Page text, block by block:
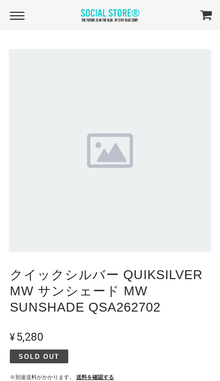
クイックシルバー QUIKSILVER
MW サンシェード MW
SUNSHADE QSA262702
¥5,280
SOLD OUT
※別途送料がかかります。 送料を確認する